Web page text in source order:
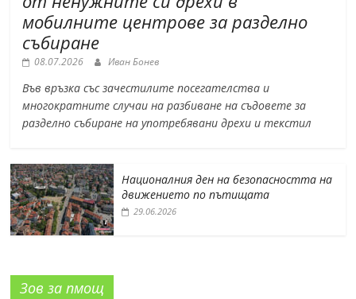
мобилните центрове за разделно
събиране
08.07.2026 Иван Бонев
Във връзка със зачестилите посегателства и
многократните случаи на разбиване на съдовете за
разделно събиране на употребявани дрехи и текстил
Националния ден на безопасността на
движението по пътищата
29.06.2026
Зов за пмощ